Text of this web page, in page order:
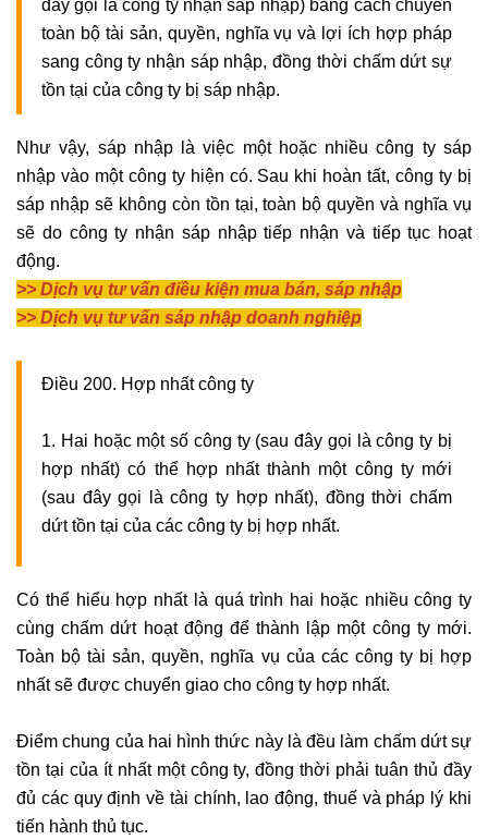
đây gọi là công ty nhận sáp nhập) bằng cách chuyển
toàn bộ tài sản, quyền, nghĩa vụ và lợi ích hợp pháp
sang công ty nhận sáp nhập, đồng thời chấm dứt sự
tồn tại của công ty bị sáp nhập.
Như vậy, sáp nhập là việc một hoặc nhiều công ty sáp
nhập vào một công ty hiện có. Sau khi hoàn tất, công ty bị
sáp nhập sẽ không còn tồn tại, toàn bộ quyền và nghĩa vụ
sẽ do công ty nhận sáp nhập tiếp nhận và tiếp tục hoạt
động.
>> Dịch vụ tư vấn điều kiện mua bán, sáp nhập
>> Dịch vụ tư vấn sáp nhập doanh nghiệp
Điều 200. Hợp nhất công ty
1. Hai hoặc một số công ty (sau đây gọi là công ty bị
hợp nhất) có thể hợp nhất thành một công ty mới
(sau đây gọi là công ty hợp nhất), đồng thời chấm
dứt tồn tại của các công ty bị hợp nhất.
Có thể hiểu hợp nhất là quá trình hai hoặc nhiều công ty
cùng chấm dứt hoạt động để thành lập một công ty mới.
Toàn bộ tài sản, quyền, nghĩa vụ của các công ty bị hợp
nhất sẽ được chuyển giao cho công ty hợp nhất.
Điểm chung của hai hình thức này là đều làm chấm dứt sự
tồn tại của ít nhất một công ty, đồng thời phải tuân thủ đầy
đủ các quy định về tài chính, lao động, thuế và pháp lý khi
tiến hành thủ tục.